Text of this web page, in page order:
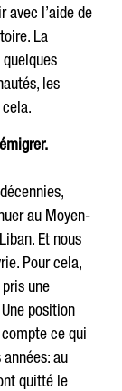
avec l’aide de
La
les
au Moyen-
Et nous
Pour cela,
une
position
ce qui
au
quitté le